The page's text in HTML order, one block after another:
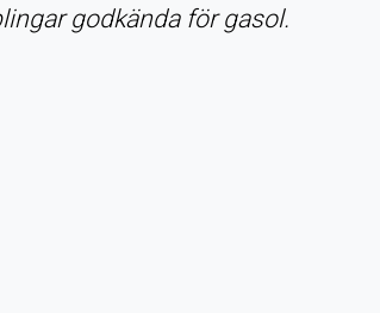
godkända för gasol.